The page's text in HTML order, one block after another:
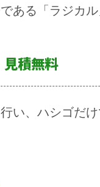
ある「ラジカ
積無料
い、ハシゴだ